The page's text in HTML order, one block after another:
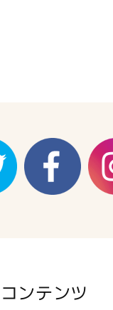
コンテンツ